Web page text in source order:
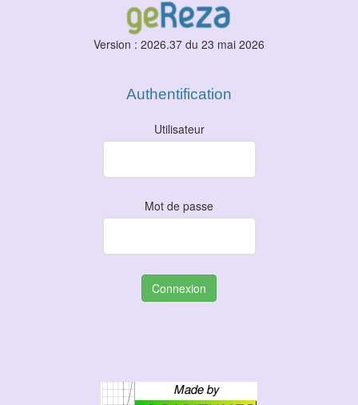
Version : 2026.37 du 23 mai 2026
Authentification
Utilisateur
Mot de passe
Connexion